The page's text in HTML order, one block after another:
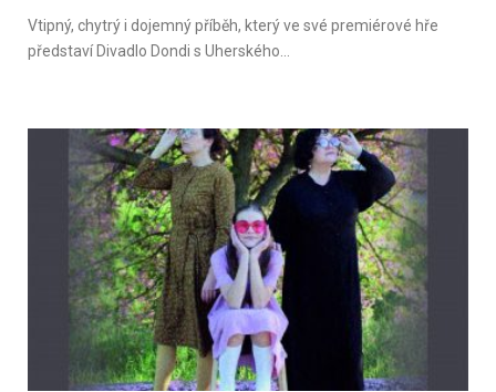
Vtipný, chytrý i dojemný příběh, který ve své premiérové hře
představí Divadlo Dondi s Uherského…